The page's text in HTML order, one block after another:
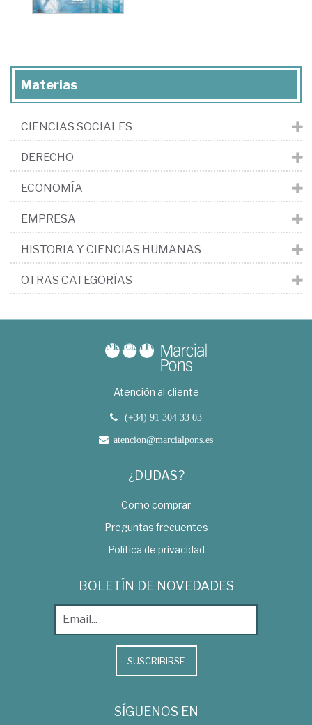
Materias
CIENCIAS SOCIALES
DERECHO
ECONOMÍA
EMPRESA
HISTORIA Y CIENCIAS HUMANAS
OTRAS CATEGORÍAS
Atención al cliente
(+34) 91 304 33 03
atencion@marcialpons.es
¿DUDAS?
Como comprar
Preguntas frecuentes
Política de privacidad
BOLETÍN DE NOVEDADES
SUSCRIBIRSE
SÍGUENOS EN